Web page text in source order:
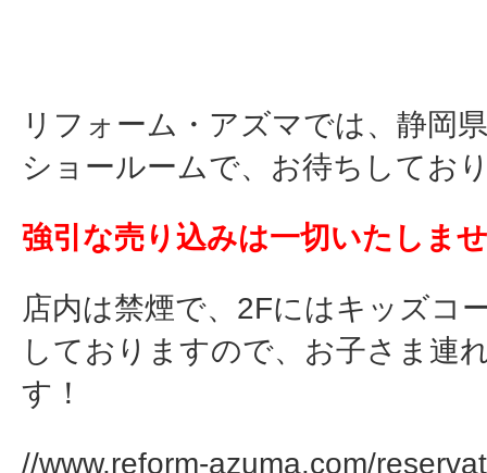
リフォーム・アズマでは、静岡
ショールームで、お待ちしてお
強引な売り込みは一切いたしま
店内は禁煙で、2Fにはキッズコ
しておりますので、お子さま連
す！
//www.reform-azuma.com/